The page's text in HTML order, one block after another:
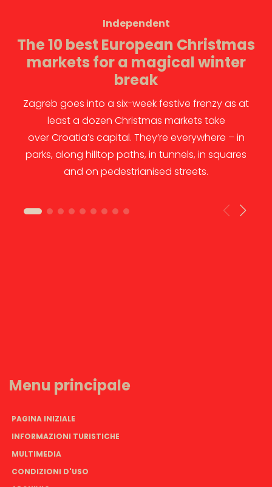
Independent
The 10 best European Christmas
markets for a magical winter
break
Zagreb goes into a six-week festive frenzy as at
least a dozen Christmas markets take
over Croatia’s capital. They’re everywhere – in
parks, along hilltop paths, in tunnels, in squares
and on pedestrianised streets.
Menu principale
PAGINA INIZIALE
INFORMAZIONI TURISTICHE
MULTIMEDIA
CONDIZIONI D'USO